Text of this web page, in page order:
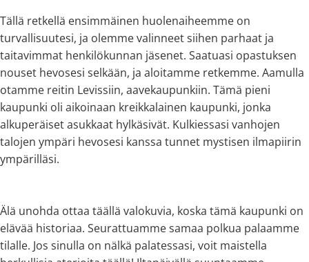
Tällä retkellä ensimmäinen huolenaiheemme on
turvallisuutesi, ja olemme valinneet siihen parhaat ja
taitavimmat henkilökunnan jäsenet. Saatuasi opastuksen
nouset hevosesi selkään, ja aloitamme retkemme. Aamulla
otamme reitin Levissiin, aavekaupunkiin. Tämä pieni
kaupunki oli aikoinaan kreikkalainen kaupunki, jonka
alkuperäiset asukkaat hylkäsivät. Kulkiessasi vanhojen
talojen ympäri hevosesi kanssa tunnet mystisen ilmapiirin
ympärilläsi.
Älä unohda ottaa täällä valokuvia, koska tämä kaupunki on
elävää historiaa. Seurattuamme samaa polkua palaamme
tilalle. Jos sinulla on nälkä palatessasi, voit maistella